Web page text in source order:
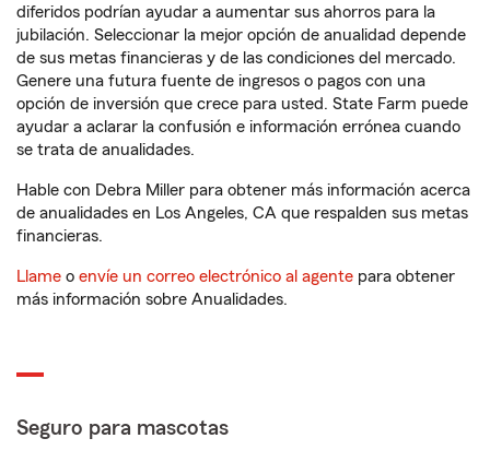
diferidos podrían ayudar a aumentar sus ahorros para la
jubilación. Seleccionar la mejor opción de anualidad depende
de sus metas financieras y de las condiciones del mercado.
Genere una futura fuente de ingresos o pagos con una
opción de inversión que crece para usted. State Farm puede
ayudar a aclarar la confusión e información errónea cuando
se trata de anualidades.
Hable con Debra Miller para obtener más información acerca
de anualidades en Los Angeles, CA que respalden sus metas
financieras.
Llame o envíe un correo electrónico al agente para obtener
más información sobre Anualidades.
Seguro para mascotas